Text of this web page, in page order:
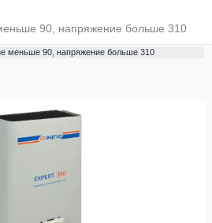
90, напряжение больше 310
меньше 90, напряжение больше 310